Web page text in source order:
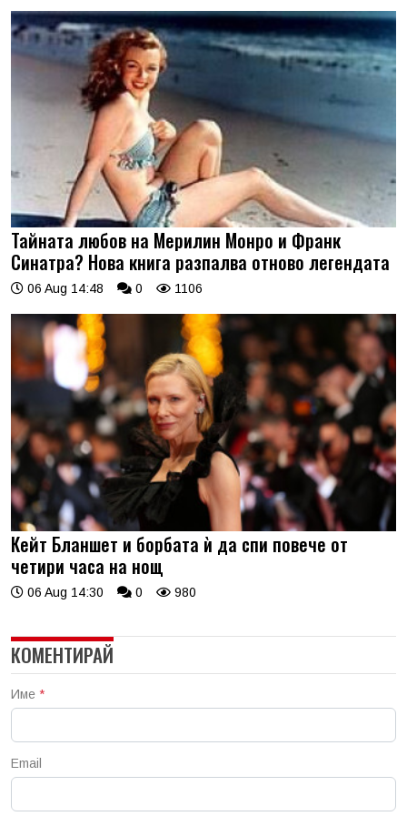
Тайната любов на Мерилин Монро и Франк
Синатра? Нова книга разпалва отново легендата
06 Aug 14:48 0 1106
Кейт Бланшет и борбата ѝ да спи повече от
четири часа на нощ
06 Aug 14:30 0 980
КОМЕНТИРАЙ
Име *
Email